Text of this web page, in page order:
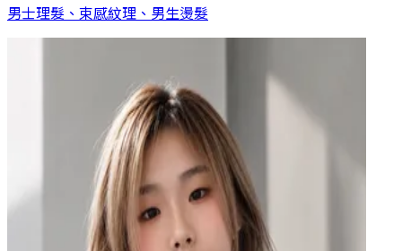
男士理髮、束感紋理、男生燙髮